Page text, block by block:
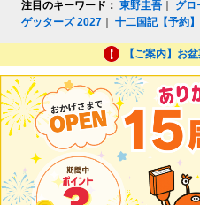
注目のキーワード： 東野圭吾 グロ
ゲッターズ 2027 ｜十二国記【予約】
【ご案内】お